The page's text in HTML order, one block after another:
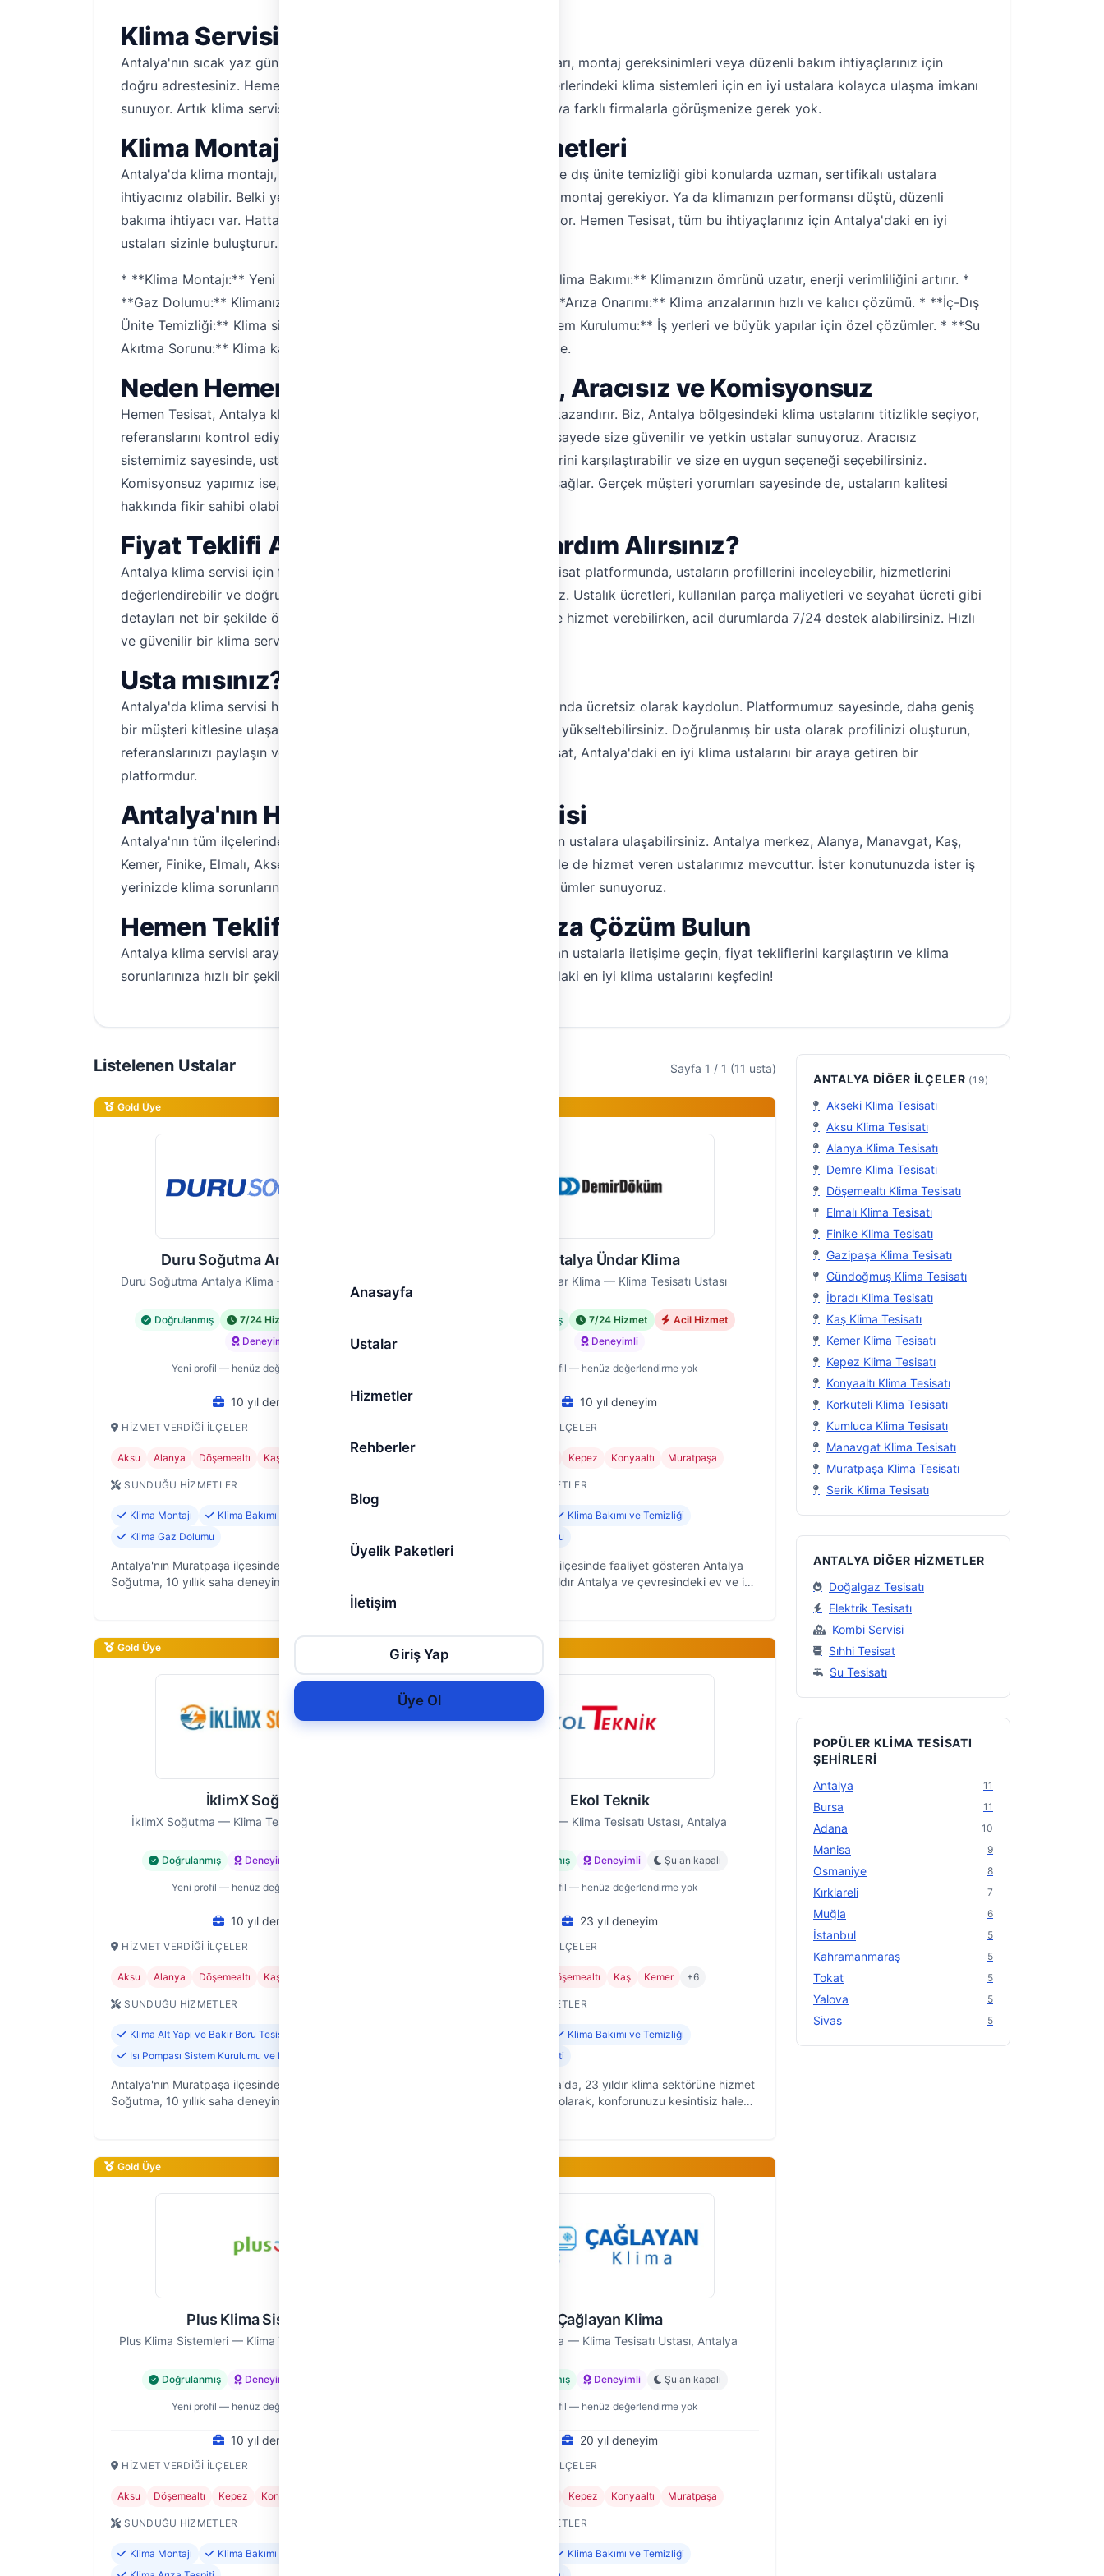
Anasayfa
Ustalar
Hizmetler
Rehberler
Blog
Üyelik Paketleri
İletişim
Giriş Yap
Üye Ol
Klima Servisi İhtiyacınız mı Var?
Antalya'nın sıcak yaz günlerinde klima olmazsa olmazınız. Klima arızaları, montaj gereksinimleri veya düzenli bakım ihtiyaçlarınız için
doğru adrestesiniz. Hemen Tesisat, Antalya'da yaşayanlara, ev ve iş yerlerindeki klima sistemleri için en iyi ustalara kolayca ulaşma imkanı
sunuyor. Artık klima servisi aramak için defalarca telefon açmanıza veya farklı firmalarla görüşmenize gerek yok.
Klima Montaj, Bakım ve Onarım Hizmetleri
Antalya'da klima montajı, klima bakımı, klima onarımı, gaz dolumu, iç ve dış ünite temizliği gibi konularda uzman, sertifikalı ustalara
ihtiyacınız olabilir. Belki yeni bir klima alımı yaptınız ve profesyonel bir montaj gerekiyor. Ya da klimanızın performansı düştü, düzenli
bakıma ihtiyacı var. Hatta klimanız arızalandı ve acil bir onarım gerekiyor. Hemen Tesisat, tüm bu ihtiyaçlarınız için Antalya'daki en iyi
ustaları sizinle buluşturur.
* **Klima Montajı:** Yeni klima kurulumunda profesyonel destek. * **Klima Bakımı:** Klimanızın ömrünü uzatır, enerji verimliliğini artırır. *
**Gaz Dolumu:** Klimanızın soğutma performansını geri kazandırır. * **Arıza Onarımı:** Klima arızalarının hızlı ve kalıcı çözümü. * **İç-Dış
Ünite Temizliği:** Klima sisteminizin hijyenini sağlar. * **Multi/VRF Sistem Kurulumu:** İş yerleri ve büyük yapılar için özel çözümler. * **Su
Akıtma Sorunu:** Klima kaynaklı su akıtma problemlerine hızlı müdahale.
Neden Hemen Tesisat? Doğrulanmış, Aracısız ve Komisyonsuz
Hemen Tesisat, Antalya klima servisi arayışınızda size zaman ve para kazandırır. Biz, Antalya bölgesindeki klima ustalarını titizlikle seçiyor,
referanslarını kontrol ediyor ve doğrulama sürecinden geçiriyoruz. Bu sayede size güvenilir ve yetkin ustalar sunuyoruz. Aracısız
sistemimiz sayesinde, ustalarla doğrudan iletişim kurabilir, fiyat tekliflerini karşılaştırabilir ve size en uygun seçeneği seçebilirsiniz.
Komisyonsuz yapımız ise, ödeyeceğiniz fiyatın şeffaf ve adil olmasını sağlar. Gerçek müşteri yorumları sayesinde de, ustaların kalitesi
hakkında fikir sahibi olabilirsiniz.
Fiyat Teklifi Alın, Ne Kadar Sürede Yardım Alırsınız?
Antalya klima servisi için fiyat teklifi almak artık çok kolay. Hemen Tesisat platformunda, ustaların profillerini inceleyebilir, hizmetlerini
değerlendirebilir ve doğrudan iletişim kurarak fiyat teklifi isteyebilirsiniz. Ustalık ücretleri, kullanılan parça maliyetleri ve seyahat ücreti gibi
detayları net bir şekilde öğrenebilirsiniz. Birçok ustamız aynı gün içinde hizmet verebilirken, acil durumlarda 7/24 destek alabilirsiniz. Hızlı
ve güvenilir bir klima servisi deneyimi için Hemen Tesisat'ı tercih edin.
Usta mısınız? Hemen Kaydolun!
Antalya'da klima servisi hizmeti veriyorsanız, Hemen Tesisat platformunda ücretsiz olarak kaydolun. Platformumuz sayesinde, daha geniş
bir müşteri kitlesine ulaşabilir, işlerinizi artırabilir ve marka bilinirliğinizi yükseltebilirsiniz. Doğrulanmış bir usta olarak profilinizi oluşturun,
referanslarınızı paylaşın ve müşteri yorumlarını takip edin. Hemen Tesisat, Antalya'daki en iyi klima ustalarını bir araya getiren bir
platformdur.
Antalya'nın Her Köşesine Klima Servisi
Antalya'nın tüm ilçelerinde ve mahallelerinde klima servisi hizmeti veren ustalara ulaşabilirsiniz. Antalya merkez, Alanya, Manavgat, Kaş,
Kemer, Finike, Elmalı, Akseki, Gündoğumu, Belek gibi popüler bölgelerde de hizmet veren ustalarımız mevcuttur. İster konutunuzda ister iş
yerinizde klima sorunlarınız için Hemen Tesisat ile hızlı ve güvenilir çözümler sunuyoruz.
Hemen Teklif Alın, Klima Sorunlarınıza Çözüm Bulun
Antalya klima servisi arayışınız sona ersin. Hemen Tesisat ile doğrulanan ustalarla iletişime geçin, fiyat tekliflerini karşılaştırın ve klima
sorunlarınıza hızlı bir şekilde çözüm bulun. Hemen tıklayın ve Antalya'daki en iyi klima ustalarını keşfedin!
Listelenen Ustalar Sayfa 1 / 1 (11 usta)
Gold Üye
Duru Soğutma Antalya Klima
Duru Soğutma Antalya Klima — Klima Tesisatı Ustası
Doğrulanmış 7/24 Hizmet
Deneyimli
Yeni profil — henüz değerlendirme yok
10 yıl deneyim
HIZMET VERDIĞI İLÇELER
Aksu Alanya Döşemealtı Kaş
SUNDUĞU HIZMETLER
Klima Montajı
Klima Bakımı ve Temizliği
Klima Gaz Dolumu
Antalya'nın Muratpaşa ilçesinde faaliyet gösteren Duru
Soğutma, 10 yıllık saha deneyimiyle klimalarınızın her
türlü ihtiyacını karşılıyor. Klima arızalarından montajına,
Antalya Ündar Klima
Antalya Ündar Klima — Klima Tesisatı Ustası
Doğrulanmış 7/24 Hizmet
Acil Hizmet
Deneyimli
Yeni profil — henüz değerlendirme yok
10 yıl deneyim
HIZMET VERDIĞI İLÇELER
Kepez Konyaaltı Muratpaşa
SUNDUĞU HIZMETLER
Klima Bakımı ve Temizliği
Klima Gaz Dolumu
Antalya'nın Kepez ilçesinde faaliyet gösteren Antalya
Ündar Klima, 10 yıldır Antalya ve çevresindeki ev ve iş
Gold Üye
İklimX Soğutma
İklimX Soğutma — Klima Tesisatı Ustası, Antalya
Doğrulanmış Deneyimli
Yeni profil — henüz değerlendirme yok
10 yıl deneyim
HIZMET VERDIĞI İLÇELER
Aksu Alanya Döşemealtı Kaş
SUNDUĞU HIZMETLER
Klima Alt Yapı ve Bakır Boru Tesisatı
Isı Pompası Sistem Kurulumu ve Bakımı
Antalya'nın Muratpaşa ilçesinde faaliyet gösteren İklimX
Soğutma, 10 yıllık saha deneyimiyle ev ve iş
Ekol Teknik
Ekol Teknik — Klima Tesisatı Ustası, Antalya
Doğrulanmış Deneyimli Şu an kapalı
Yeni profil — henüz değerlendirme yok
23 yıl deneyim
HIZMET VERDIĞI İLÇELER
Döşemealtı Kaş Kemer +6
SUNDUĞU HIZMETLER
Klima Bakımı ve Temizliği
Klima Arıza Tespiti
Antalya Muratpaşa'da, 23 yıldır klima sektörüne hizmet
veren Ekol Teknik olarak, konforunuzu kesintisiz hale
Gold Üye
Plus Klima Sistemleri
Plus Klima Sistemleri — Klima Tesisatı Ustası, Antalya
Doğrulanmış Deneyimli
Yeni profil — henüz değerlendirme yok
10 yıl deneyim
HIZMET VERDIĞI İLÇELER
Aksu Döşemealtı Kepez Konyaaltı
SUNDUĞU HIZMETLER
Klima Montajı
Klima Bakımı ve Temizliği
Çağlayan Klima
Çağlayan Klima — Klima Tesisatı Ustası, Antalya
Doğrulanmış Deneyimli Şu an kapalı
Yeni profil — henüz değerlendirme yok
20 yıl deneyim
HIZMET VERDIĞI İLÇELER
Kepez Konyaaltı Muratpaşa
SUNDUĞU HIZMETLER
Klima Bakımı ve Temizliği
ANTALYA DIĞER İLÇELER (19)
Akseki Klima Tesisatı
Aksu Klima Tesisatı
Alanya Klima Tesisatı
Demre Klima Tesisatı
Döşemealtı Klima Tesisatı
Elmalı Klima Tesisatı
Finike Klima Tesisatı
Gazipaşa Klima Tesisatı
Gündoğmuş Klima Tesisatı
İbradı Klima Tesisatı
Kaş Klima Tesisatı
Kemer Klima Tesisatı
Kepez Klima Tesisatı
Konyaaltı Klima Tesisatı
Korkuteli Klima Tesisatı
Kumluca Klima Tesisatı
Manavgat Klima Tesisatı
Muratpaşa Klima Tesisatı
Serik Klima Tesisatı
ANTALYA DIĞER HIZMETLER
Doğalgaz Tesisatı
Elektrik Tesisatı
Kombi Servisi
Sıhhi Tesisat
Su Tesisatı
POPÜLER KLIMA TESISATI
ŞEHIRLERI
Antalya
11
Bursa 11
Adana 10
Manisa 9
Osmaniye 8
Kırklareli 7
Muğla 6
İstanbul 5
Kahramanmaraş 5
Tokat 5
Yalova 5
Sivas 5